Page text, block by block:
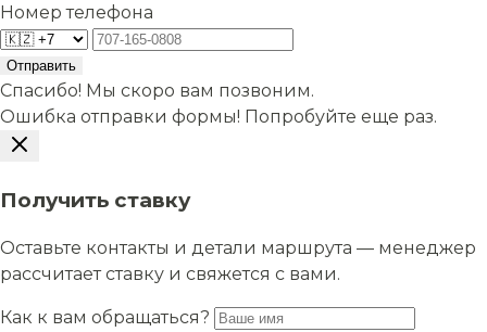
Номер телефона
Отправить
Спасибо! Мы скоро вам позвоним.
Ошибка отправки формы! Попробуйте еще раз.
Получить ставку
Оставьте контакты и детали маршрута — менеджер
рассчитает ставку и свяжется с вами.
Как к вам обращаться?